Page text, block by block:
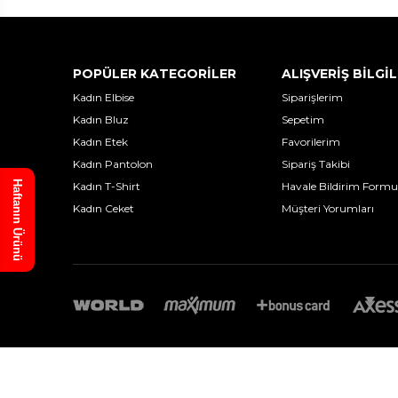
POPÜLER KATEGORİLER
Kadın Elbise
Kadın Bluz
Kadın Etek
Kadın Pantolon
Kadın T-Shirt
Kadın Ceket
ALIŞVERİŞ
Siparişlerim
Sepetim
Favorilerim
Sipariş Takibi
Havale Bildirim Formu
Müşteri Yorumları
Haftanın Ürünü